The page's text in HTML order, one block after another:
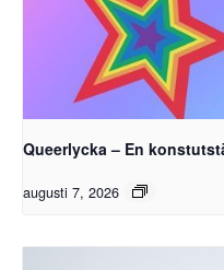
Queerlycka – En
augusti 7, 2026